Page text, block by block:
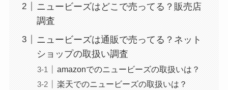
ニュービーズはどこで売ってる？販売店
調査
ニュービーズは通販で売ってる？ネット
ショップの取扱い調査
amazonでのニュービーズの取扱いは？
楽天でのニュービーズの取扱いは？